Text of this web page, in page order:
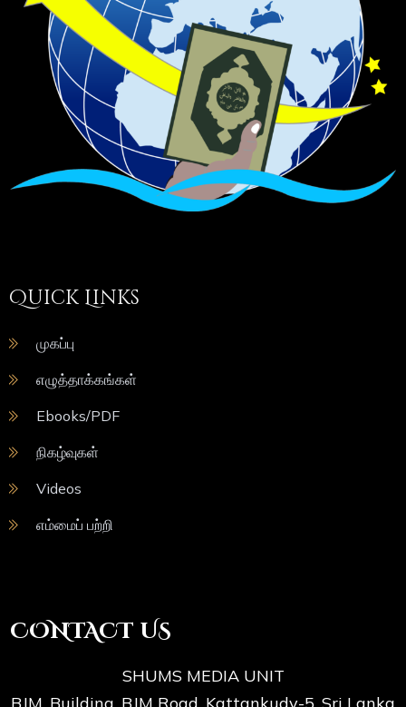
Quick Links
முகப்பு
எழுத்தாக்கங்கள்
Ebooks/PDF
நிகழ்வுகள்
Videos
எம்மைப் பற்றி
CONTACT US
SHUMS MEDIA UNIT
BJM. Building, BJM Road, Kattankudy-5. Sri Lanka